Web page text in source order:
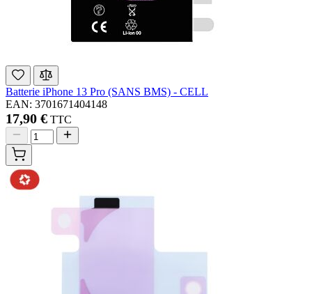
Batterie iPhone 13 Pro (SANS BMS) - CELL
EAN: 3701671404148
17,90 € TTC